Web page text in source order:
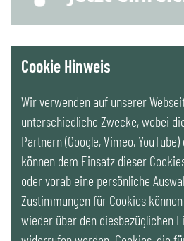
YouTube
LinkedIn
Newsletter
Cookie Hinweis
Wir verwenden auf unserer
unterschiedliche Zwecke, wobei
Partnern (Google, Vimeo,
können dem Einsatz dieser
oder vorab eine persönliche
Zustimmungen für Cookies
wieder über den diesbezüglichen